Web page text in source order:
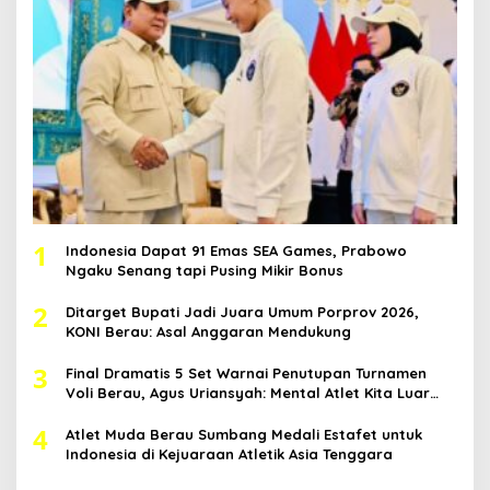
1
Indonesia Dapat 91 Emas SEA Games, Prabowo
Ngaku Senang tapi Pusing Mikir Bonus
2
Ditarget Bupati Jadi Juara Umum Porprov 2026,
KONI Berau: Asal Anggaran Mendukung
3
Final Dramatis 5 Set Warnai Penutupan Turnamen
Voli Berau, Agus Uriansyah: Mental Atlet Kita Luar
4
Atlet Muda Berau Sumbang Medali Estafet untuk
Indonesia di Kejuaraan Atletik Asia Tenggara